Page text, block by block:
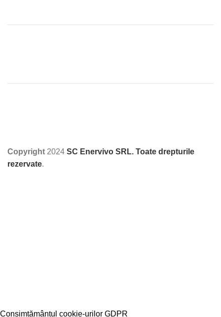
Copyright 2024 SC Enervivo SRL. Toate drepturile
rezervate.
Consimțământul cookie-urilor GDPR